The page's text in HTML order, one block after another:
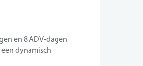
en 8 ADV-dagen
dynamisch